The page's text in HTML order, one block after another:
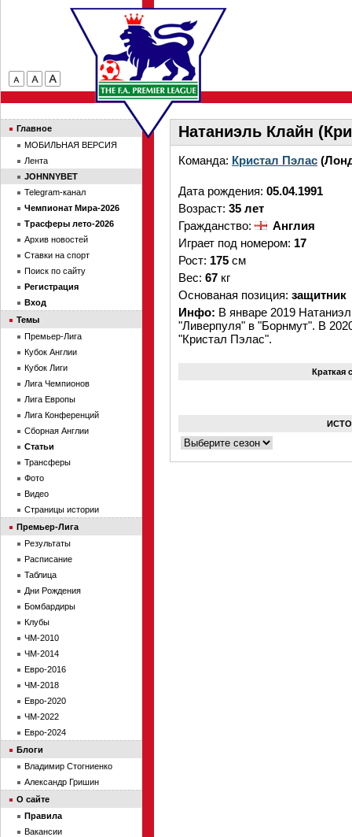
Натаниэль Клайн
Команда: Кристал Пэлас
Дата рождения: 05.04.1991
Возраст: 35 лет
Гражданство:
Англия
Играет под номером: 17
Рост: 175 см
Вес: 67 кг
Основаная позиция: защитник
Инфо: В январе 2019
"Ливерпуля" в "Борнмут". В
"Кристал Пэлас".
Краткая
Главное
МОБИЛЬНАЯ ВЕРСИЯ
Лента
JOHNNYBET
Telegram-канал
Чемпионат Мира-2026
Трасферы лето-2026
Архив новостей
Ставки на спорт
Поиск по сайту
Регистрация
Вход
Темы
Премьер-Лига
Кубок Англии
Кубок Лиги
Лига Чемпионов
Лига Европы
Лига Конференций
Сборная Англии
Статьи
Трансферы
Фото
Видео
Страницы истории
Премьер-Лига
Результаты
Расписание
Таблица
Дни Рождения
Бомбардиры
Клубы
ЧМ-2010
ЧМ-2014
Евро-2016
ЧМ-2018
Евро-2020
ЧМ-2022
Евро-2024
Блоги
Владимир Стогниенко
Александр Гришин
О сайте
Правила
Вакансии